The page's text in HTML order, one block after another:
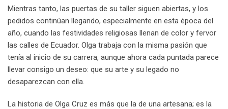
Mientras tanto, las puertas de su taller siguen abiertas, y los
pedidos continúan llegando, especialmente en esta época del
año, cuando las festividades religiosas llenan de color y fervor
las calles de Ecuador. Olga trabaja con la misma pasión que
tenía al inicio de su carrera, aunque ahora cada puntada parece
llevar consigo un deseo: que su arte y su legado no
desaparezcan con ella.
La historia de Olga Cruz es más que la de una artesana; es la